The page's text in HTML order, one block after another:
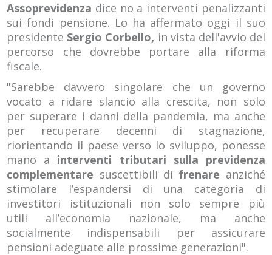
Assoprevidenza dice no a interventi penalizzanti
sui fondi pensione. Lo ha affermato oggi il suo
presidente Sergio Corbello, in vista dell'avvio del
percorso che dovrebbe portare alla riforma
fiscale.
"Sarebbe davvero singolare che un governo
vocato a ridare slancio alla crescita, non solo
per superare i danni della pandemia, ma anche
per recuperare decenni di stagnazione,
riorientando il paese verso lo sviluppo, ponesse
mano a interventi tributari sulla previdenza
complementare suscettibili di frenare anziché
stimolare l’espandersi di una categoria di
investitori istituzionali non solo sempre più
utili all’economia nazionale, ma anche
socialmente indispensabili per assicurare
pensioni adeguate alle prossime generazioni".